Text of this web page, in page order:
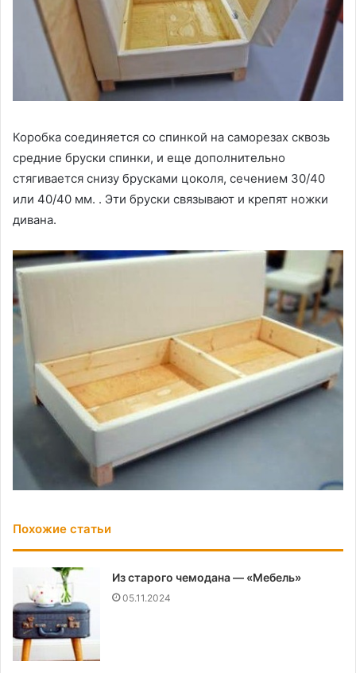
Коробка соединяется со спинкой на саморезах сквозь
средние бруски спинки, и еще дополнительно
стягивается снизу брусками цоколя, сечением 30/40
или 40/40 мм. . Эти бруски связывают и крепят ножки
дивана.
Похожие статьи
Из старого чемодана — «Мебель»
05.11.2024